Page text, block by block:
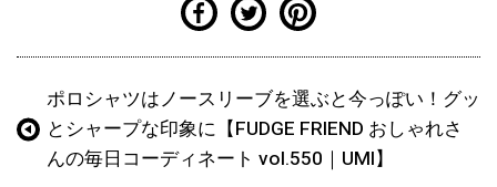
ポロシャツはノースリーブを選ぶと今っぽい！グッ
とシャープな印象に【FUDGE FRIEND おしゃれさ
んの毎日コーディネート vol.550｜UMI】